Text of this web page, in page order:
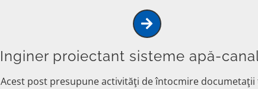
Inginer proiectant sisteme apă-
Acest post presupune activităţi de întocmire documetaţii